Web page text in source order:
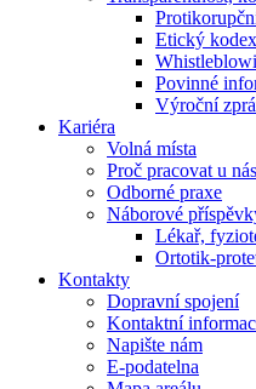
Etický kodex
Povinné
Výroční
Kariéra
Volná místa
Proč pracovat u nás
Odborné praxe
Náborové
Lékař,
Ortotik-
Kontakty
Dopravní spojení
Kontaktní
Napište nám
E-podatelna